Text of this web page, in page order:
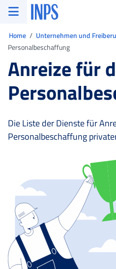
Zum Hauptmenü
Zum Hauptinhalt springen
Zu der Fußzeile
INPS ()
Home Unternehmen und
Personalbeschaffung
Anreize für
Die Liste der Dienste für
Personalbeschaffung